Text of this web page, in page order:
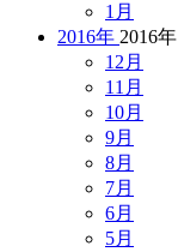
1月
2016年 2016年
12月
11月
10月
9月
8月
7月
6月
5月